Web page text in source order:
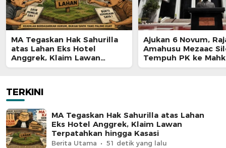
MA Tegaskan Hak Sahurilla
atas Lahan Eks Hotel
Anggrek, Klaim Lawan
Terpatahkan hingga Kasasi
Ajukan 6 Novum,
Amahusu Mezaac
Tempuh PK ke
Agung
TERKINI
MA Tegaskan Hak Sahurilla atas Lahan
Eks Hotel Anggrek, Klaim Lawan
Terpatahkan hingga Kasasi
Berita Utama 51 detik yang lalu